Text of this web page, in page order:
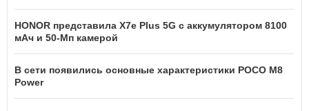
HONOR представила X7e Plus 5G с аккумулятором 8100
мАч и 50-Мп камерой
В сети появились основные характеристики POCO M8
Power